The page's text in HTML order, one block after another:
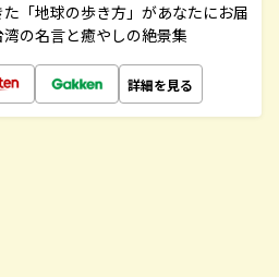
「地球の歩き方」があなたにお届
の名言と癒やしの絶景集
詳細を見る